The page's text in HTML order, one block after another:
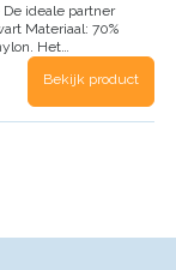
ideale partner
Materiaal: 70%
Het…
Bekijk product